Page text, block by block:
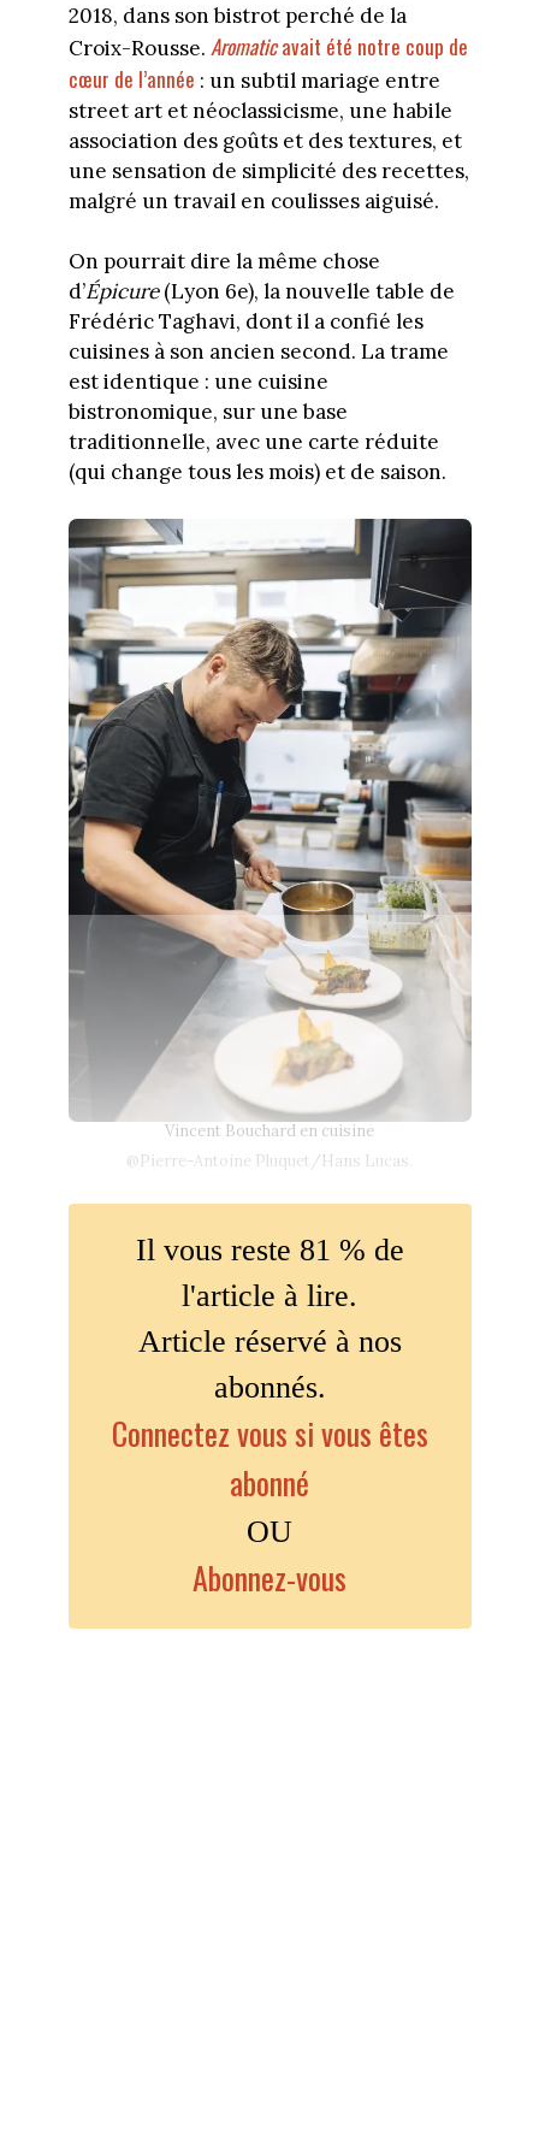
2018, dans son bistrot perché de la
Croix-Rousse. Aromaticavait été notre coup de
cœur de l’année : un subtil mariage entre
street art et néoclassicisme, une habile
association des goûts et des textures, et
une sensation de simplicité des recettes,
malgré un travail en coulisses aiguisé.
On pourrait dire la même chose
d’Épicure(Lyon 6e), la nouvelle table de
Frédéric Taghavi, dont il a confié les
cuisines à son ancien second. La trame
est identique : une cuisine
bistronomique, sur une base
traditionnelle, avec une carte réduite
(qui change tous les mois) et de saison.
Vincent Bouchard en cuisine
@Pierre-Antoine Pluquet/Hans Lucas.
Il vous reste 81 % de
l'article à lire.
Article réservé à nos
abonnés.
Connectez vous si vous êtes
abonné
OU
Abonnez-vous